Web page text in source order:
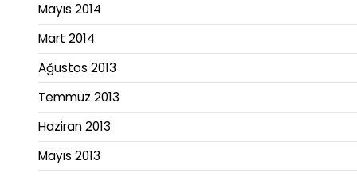
Mayıs 2014
Mart 2014
Ağustos 2013
Temmuz 2013
Haziran 2013
Mayıs 2013